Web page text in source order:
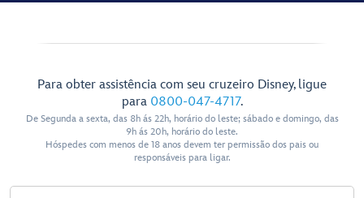
Para obter assistência com seu cruzeiro Disney, ligue
para 0800-047-4717.
De Segunda a sexta, das 8h ás 22h, horário do leste; sábado e domingo, das
9h ás 20h, horário do leste.
Hóspedes com menos de 18 anos devem ter permissão dos pais ou
responsáveis para ligar.